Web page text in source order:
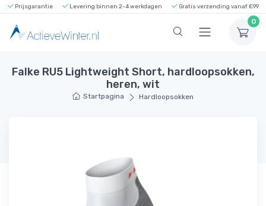
Prijsgarantie Levering binnen 2-4 werkdagen Gratis verzending vanaf €99
0
Falke RU5 Lightweight Short, hardloopsokken,
heren, wit
Startpagina Hardloopsokken